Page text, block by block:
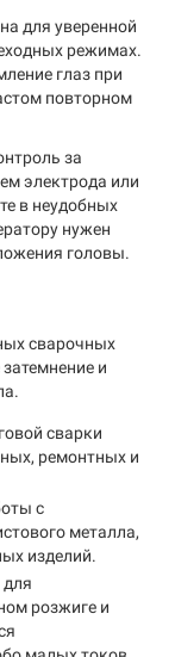
для уверенной
режимах.
глаз при
повторном
за
электрода или
в неудобных
нужен
головы.
сварочных
и
сварки
ремонтных и
с
металла,
изделий.
розжиге и